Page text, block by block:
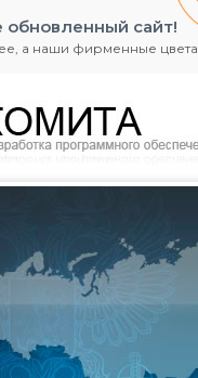
обновленный сайт!
а наши фирменные